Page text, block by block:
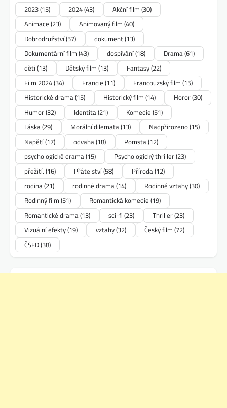
2023(15) 2024(43) Akční film (30)
Animace (23) Animovaný film (40)
Dobrodružství(57) dokument(13)
Dokumentární film (43) dospívání(18) Drama(61)
děti (13) Dětský film (13) Fantasy(22)
Film 2024(34) Francie (11) Francouzský film (15)
Historické drama(15) Historický film (14) Horor(30)
Humor(32) Identita(21) Komedie (51)
Láska(29) Morální dilemata(13) Nadpřirozeno(15)
Napětí(17) odvaha(18) Pomsta(12)
psychologické drama(15) Psychologický thriller(23)
přežití. (16) Přátelství(58) Příroda(12)
rodina(21) rodinné drama(14) Rodinné vztahy(30)
Rodinný film (51) Romantická komedie (19)
Romantické drama(13) sci-fi (23) Thriller(23)
Vizuální efekty(19) vztahy(32) Český film (72)
ČSFD(38)